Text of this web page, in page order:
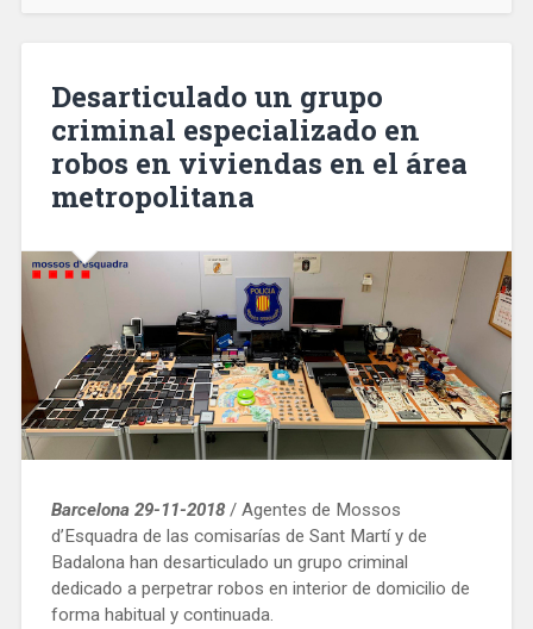
Desarticulado un grupo
criminal especializado en
robos en viviendas en el área
metropolitana
Barcelona 29-11-2018/ Agentes de Mossos
d’Esquadra de las comisarías de Sant Martí y de
Badalona han desarticulado un grupo criminal
dedicado a perpetrar robos en interior de domicilio de
forma habitual y continuada.